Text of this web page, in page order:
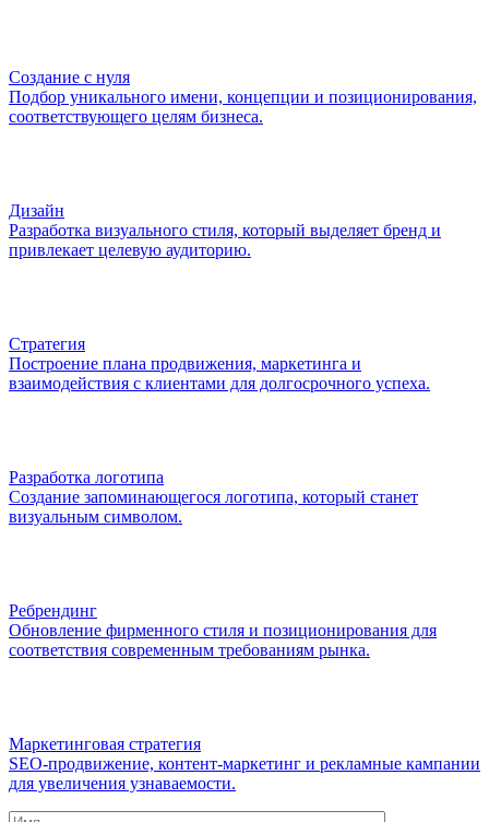
Создание с нуля
Подбор уникального имени, концепции и позиционирования,
соответствующего целям бизнеса.
Дизайн
Разработка визуального стиля, который выделяет бренд и
привлекает целевую аудиторию.
Стратегия
Построение плана продвижения, маркетинга и
взаимодействия с клиентами для долгосрочного успеха.
Разработка логотипа
Создание запоминающегося логотипа, который станет
визуальным символом.
Ребрендинг
Обновление фирменного стиля и позиционирования для
соответствия современным требованиям рынка.
Маркетинговая стратегия
SEO-продвижение, контент-маркетинг и рекламные кампании
для увеличения узнаваемости.